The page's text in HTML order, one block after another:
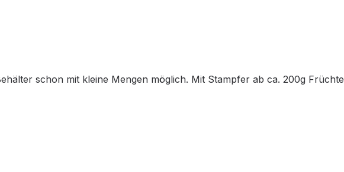
schon mit kleine Mengen möglich. Mit Stampfer ab ca. 200g Früchte